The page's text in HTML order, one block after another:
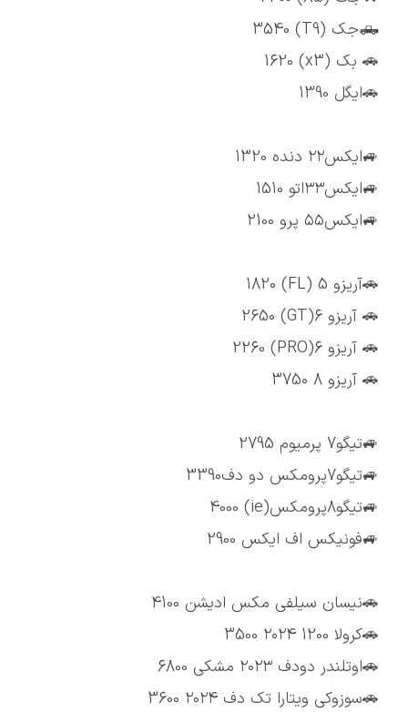
🛻جک (T9) 3540
🚗 بک (x3) 1620
🚗ایگل 1390
🚙ایکس۲۲ دنده 1320
🚙ایکس۳۳اتو 1510
🚙ایکس۵۵ پرو 2100
🚗آریزو 5 (FL) 1820
🚗 آریزو 6(GT) 2650
🚗 آریزو 6(PRO) 2260
🚗 آریزو 8 3750
🚙تیگو7 پرمیوم 2795
🚙تیگو7پرومکس دو دف3390
🚙تیگو8پرومکس(ie) 4000
🚙فونیکس اف ایکس 2900
🚗نیسان سیلفی مکس ادیشن 4100
🚗کرولا 1200 ۲۰۲۴ 3500
🚗اوتلندر دودف ۲۰۲۳ مشکی 6800
🚗سوزوکی ویتارا تک دف ۲۰۲۴ 3600